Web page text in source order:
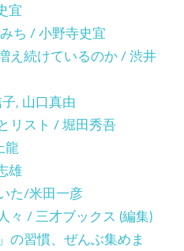
宜
ち / 小野寺史宜
え続けているのか / 渋井
, 山口真由
リスト / 堀田秀吾
龍
雄
た/米田一彦
々 / 三才ブックス (編集)
の習慣、ぜんぶ集めま